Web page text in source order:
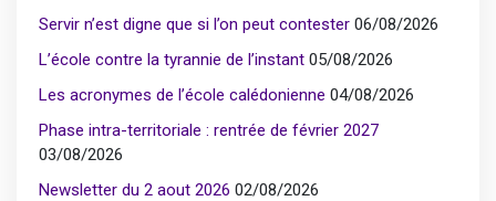
Servir n’est digne que si l’on peut contester 06/08/2026
L’école contre la tyrannie de l’instant 05/08/2026
Les acronymes de l’école calédonienne 04/08/2026
Phase intra-territoriale : rentrée de février 2027
03/08/2026
Newsletter du 2 aout 2026 02/08/2026